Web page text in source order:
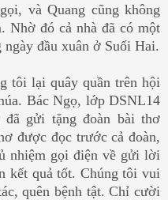
và Quang cũng không
Nhờ đó cả nhà đã có một
đầu xuân ở Suối Hai.
lại quây quần trên hội
Bác Ngọ, lớp DSNL14
gửi tặng đoàn bài thơ
được đọc trước cả đoàn,
nhiệm gọi điện về gửi lời
kết quả tốt. Chúng tôi vui
quên bệnh tật. Chỉ cười